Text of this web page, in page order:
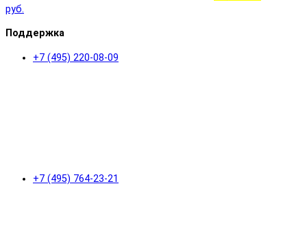
руб.
Поддержка
+7 (495) 220-08-09
+7 (495) 764-23-21